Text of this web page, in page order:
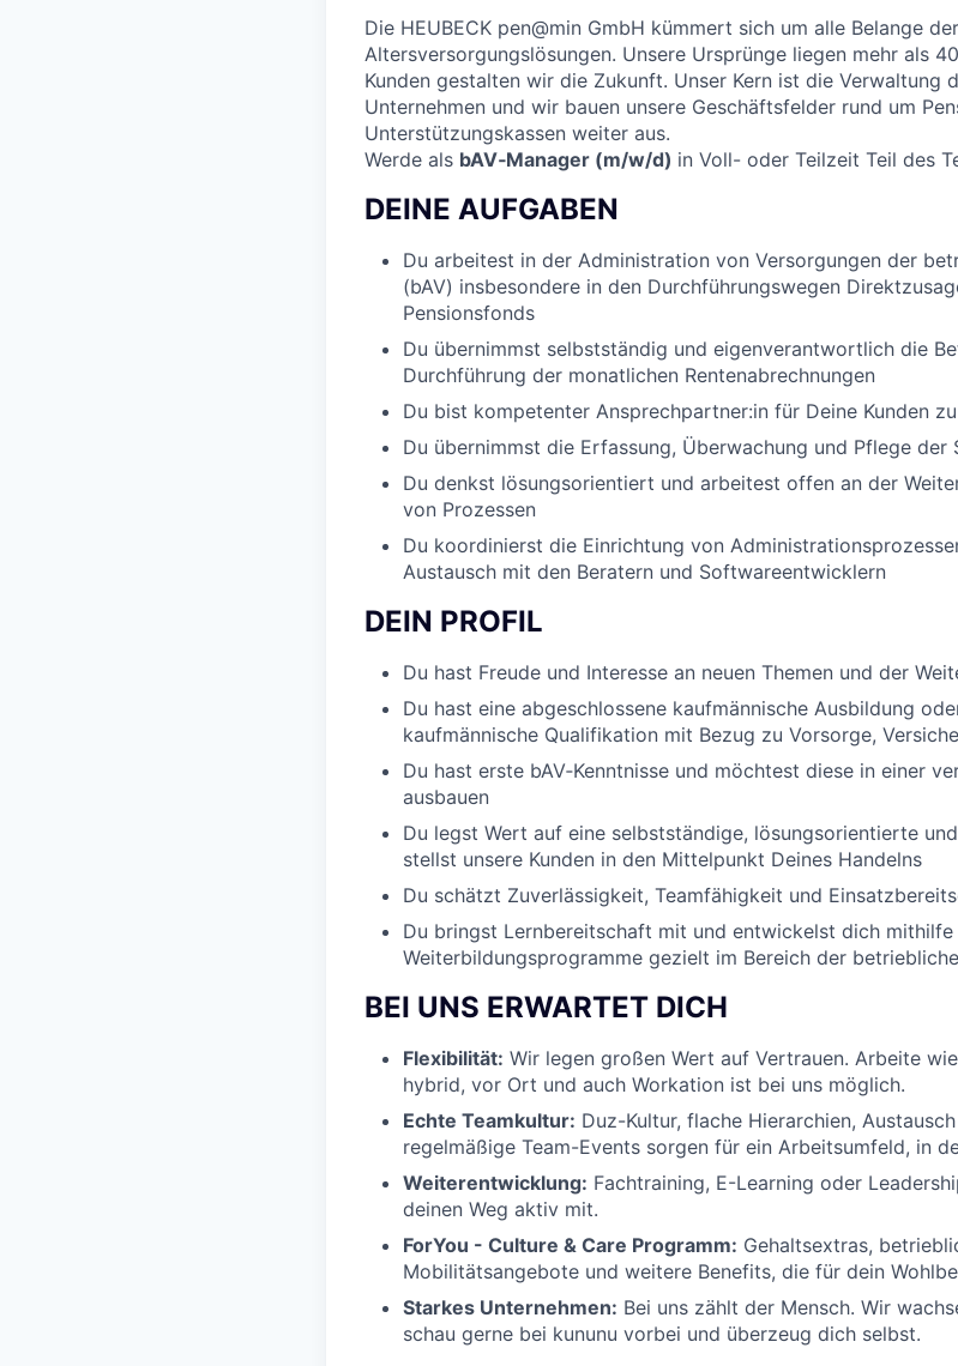
Die HEUBECK pen@min GmbH kümmert sich um alle Belange
Altersversorgungslösungen. Unsere Ursprünge liegen mehr als
Kunden gestalten wir die Zukunft. Unser Kern ist die Verwaltung
Unternehmen und wir bauen unsere Geschäftsfelder rund um
Unterstützungskassen weiter aus.
Werde als bAV‑Manager (m/w/d) in Voll- oder Teilzeit Teil des
DEINE AUFGABEN
Du arbeitest in der Administration von Versorgungen der
(bAV) insbesondere in den Durchführungswegen
Pensionsfonds
Du übernimmst selbstständig und eigenverantwortlich die
Durchführung der monatlichen Rentenabrechnungen
Du bist kompetenter Ansprechpartner:in für Deine Kunden
Du übernimmst die Erfassung, Überwachung und Pflege der
Du denkst lösungsorientiert und arbeitest offen an der
von Prozessen
Du koordinierst die Einrichtung von
Austausch mit den Beratern und Softwareentwicklern
DEIN PROFIL
Du hast Freude und Interesse an neuen Themen und der
Du hast eine abgeschlossene kaufmännische Ausbildung
kaufmännische Qualifikation mit Bezug zu Vorsorge,
Du hast erste bAV‑Kenntnisse und möchtest diese in einer
ausbauen
Du legst Wert auf eine selbstständige, lösungsorientierte
stellst unsere Kunden in den Mittelpunkt Deines Handelns
Du schätzt Zuverlässigkeit, Teamfähigkeit und
Du bringst Lernbereitschaft mit und entwickelst dich mithilfe
Weiterbildungsprogramme gezielt im Bereich der
BEI UNS ERWARTET DICH
Flexibilität: Wir legen großen Wert auf Vertrauen. Arbeite
hybrid, vor Ort und auch Workation ist bei uns möglich.
Echte Teamkultur: Duz-Kultur, flache Hierarchien,
regelmäßige Team-Events sorgen für ein Arbeitsumfeld, in
Weiterentwicklung: Fachtraining, E-Learning oder
deinen Weg aktiv mit.
ForYou - Culture & Care Programm: Gehaltsextras,
Mobilitätsangebote und weitere Benefits, die für dein
Starkes Unternehmen: Bei uns zählt der Mensch. Wir
schau gerne bei kununu vorbei und überzeug dich selbst.